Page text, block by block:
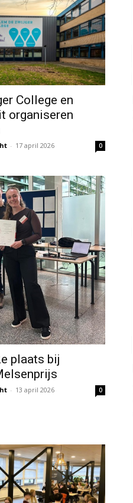
College en
organiseren
- 17 april 2026 0
plaats bij
- 13 april 2026 0